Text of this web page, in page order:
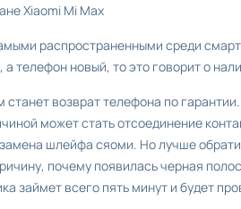
Xiaomi Mi Mах
распространенными среди
телефон новый, то это говорит о
возврат телефона по
может стать отсоединение
шлейфа сяоми. Но лучше
почему появилась черная
займет всего пять минут и будет